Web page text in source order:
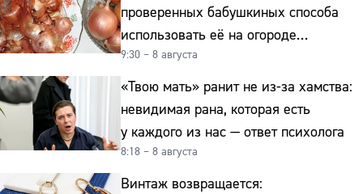
проверенных бабушкиных способа
использовать её на огороде
и для здоровья этой зимой
9:30 – 8 августа
«Твою мать» ранит не из-за хамства:
невидимая рана, которая есть
у каждого из нас — ответ психолога
8:18 – 8 августа
Винтаж возвращается: